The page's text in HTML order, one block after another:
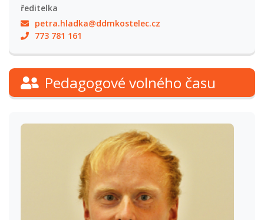
ředitelka
petra.hladka@ddmkostelec.cz
773 781 161
Pedagogové volného času